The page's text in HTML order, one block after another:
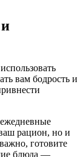
вам бодрость и
рацион, но и
готовите
блюда —